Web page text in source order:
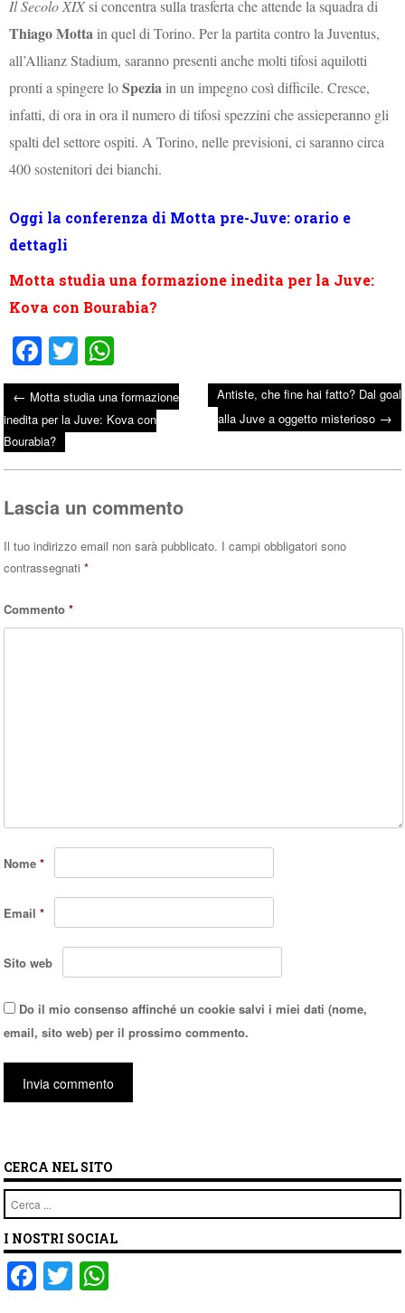
Il Secolo XIXsi concentra sulla trasferta che attende la squadra di
Thiago Motta in quel di Torino. Per la partita contro la Juventus,
all’Allianz Stadium, saranno presenti anche molti tifosi aquilotti
pronti a spingere loSpezia in un impegno così difficile. Cresce,
infatti, di ora in ora il numero di tifosi spezzini che assieperanno gli
spalti del settore ospiti. A Torino,nelle previsioni, ci sarannocirca
400 sostenitori dei bianchi.
Oggi la conferenza di Motta pre-Juve: orario e
dettagli
Motta studia una formazione inedita per la Juve:
Kova con Bourabia?
Fa
ce
bo
ok
T
wi
tte
r
ha
ts
A
pp
Post navigation
← Motta studia una formazione
inedita per la Juve: Kova con
Bourabia?
Antiste, che fine hai fatto? Dal goal
alla Juve a oggetto misterioso →
Lascia un commento
Il tuo indirizzo email non sarà pubblicato. I campi obbligatori sono
contrassegnati*
Commento*
Nome*
Email*
Sito web
Do il mio consenso affinché un cookie salvi i miei dati (nome,
email, sito web) per il prossimo commento.
CERCA NEL SITO
Cerca
I NOSTRI SOCIAL
F T